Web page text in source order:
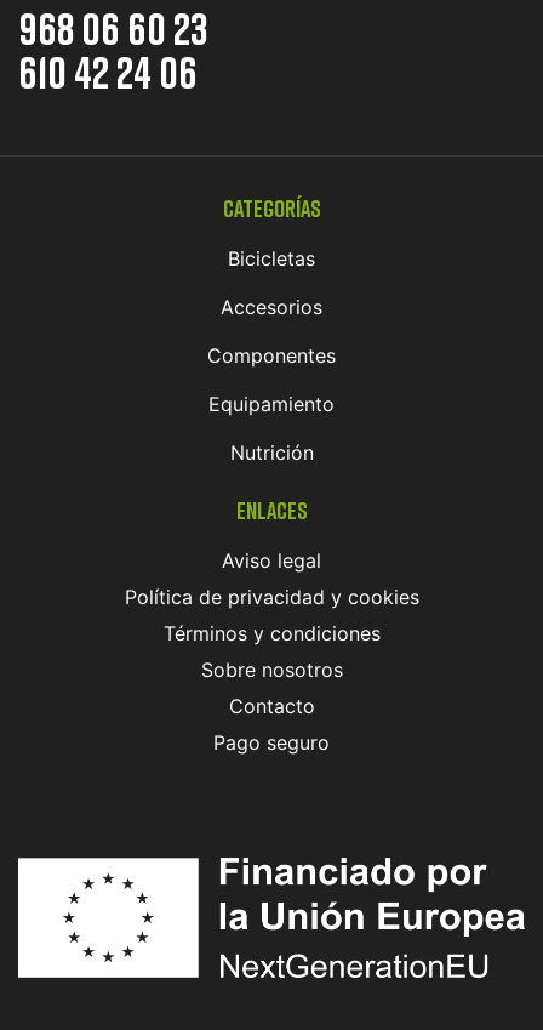
968 06 60 23
610 42 24 06
Categorías
Bicicletas
Accesorios
Componentes
Equipamiento
Nutrición
Enlaces
Aviso legal
Política de privacidad y cookies
Términos y condiciones
Sobre nosotros
Contacto
Pago seguro